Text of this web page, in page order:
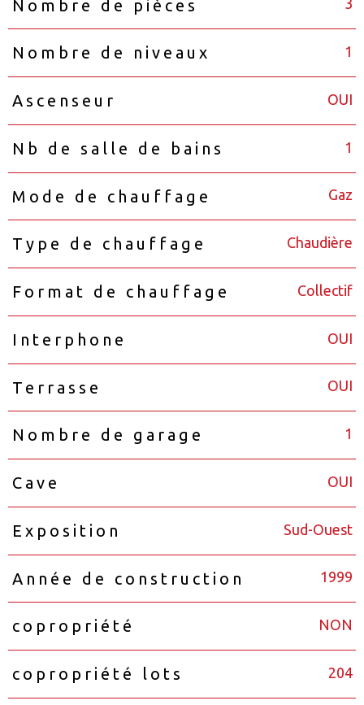
Nombre de pièces 3
Nombre de niveaux 1
Ascenseur OUI
Nb de salle de bains 1
Mode de chauffage Gaz
Type de chauffage Chaudière
Format de chauffage Collectif
Interphone OUI
Terrasse OUI
Nombre de garage 1
Cave OUI
Exposition Sud-Ouest
Année de construction 1999
copropriété NON
copropriété lots 204